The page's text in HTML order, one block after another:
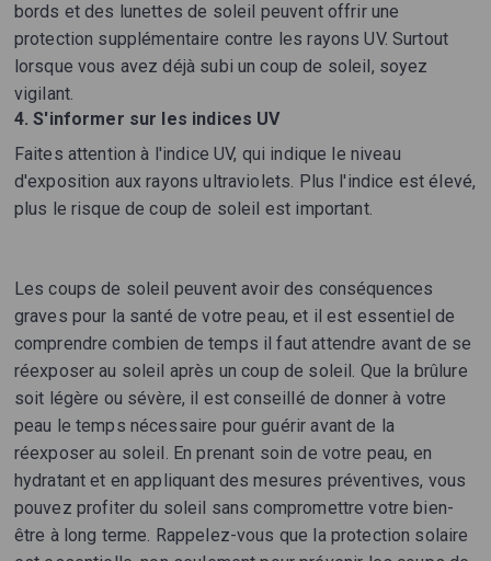
bords et des lunettes de soleil peuvent offrir une
protection supplémentaire contre les rayons UV. Surtout
lorsque vous avez déjà subi un coup de soleil, soyez
vigilant.
4. S'informer sur les indices UV
Faites attention à l'indice UV, qui indique le niveau
d'exposition aux rayons ultraviolets. Plus l'indice est élevé,
plus le risque de coup de soleil est important.
Les coups de soleil peuvent avoir des conséquences
graves pour la santé de votre peau, et il est essentiel de
comprendre combien de temps il faut attendre avant de se
réexposer au soleil après un coup de soleil. Que la brûlure
soit légère ou sévère, il est conseillé de donner à votre
peau le temps nécessaire pour guérir avant de la
réexposer au soleil. En prenant soin de votre peau, en
hydratant et en appliquant des mesures préventives, vous
pouvez profiter du soleil sans compromettre votre bien-
être à long terme. Rappelez-vous que la protection solaire